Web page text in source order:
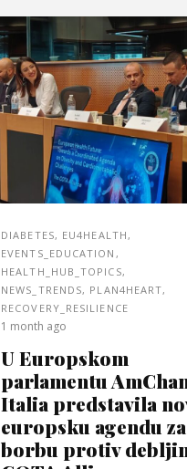
DIABETES, EU4HEALTH,
EVENTS_EDUCATION ,
HEALTH_HUB_TOPICS,
NEWS_TRENDS, PLAN4HEART,
RECOVERY_RESILIENCE
1 month ago
U Europskom
parlamentu
Italia predstavila
europsku agendu za
borbu protiv